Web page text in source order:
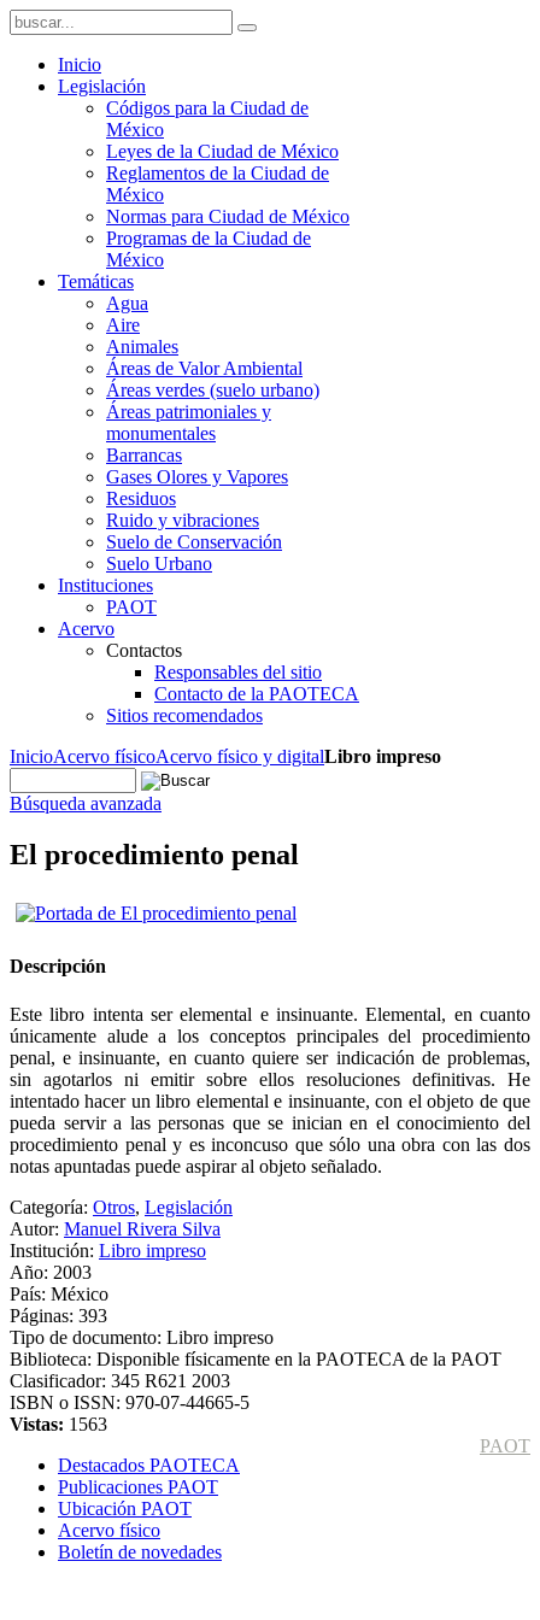
Inicio
Legislación
Códigos para la Ciudad de
México
Leyes de la Ciudad de México
Reglamentos de la Ciudad de
México
Normas para Ciudad de México
Programas de la Ciudad de
México
Temáticas
Agua
Aire
Animales
Áreas de Valor Ambiental
Áreas verdes (suelo urbano)
Áreas patrimoniales y
monumentales
Barrancas
Gases Olores y Vapores
Residuos
Ruido y vibraciones
Suelo de Conservación
Suelo Urbano
Instituciones
PAOT
Acervo
Contactos
Responsables del sitio
Contacto de la PAOTECA
Sitios recomendados
InicioAcervo físicoAcervo físico y digitalLibro impreso
Búsqueda avanzada
El procedimiento penal
Descripción
Este libro intenta ser elemental e insinuante. Elemental, en cuanto
únicamente alude a los conceptos principales del procedimiento
penal, e insinuante, en cuanto quiere ser indicación de problemas,
sin agotarlos ni emitir sobre ellos resoluciones definitivas. He
intentado hacer un libro elemental e insinuante, con el objeto de que
pueda servir a las personas que se inician en el conocimiento del
procedimiento penal y es inconcuso que sólo una obra con las dos
notas apuntadas puede aspirar al objeto señalado.
Categoría: Otros, Legislación
Autor: Manuel Rivera Silva
Institución: Libro impreso
Año: 2003
País: México
Páginas: 393
Tipo de documento: Libro impreso
Biblioteca: Disponible físicamente en la PAOTECA de la PAOT
Clasificador: 345 R621 2003
ISBN o ISSN: 970-07-44665-5
Vistas: 1563
PAOT
Destacados PAOTECA
Publicaciones PAOT
Ubicación PAOT
Acervo físico
Boletín de novedades